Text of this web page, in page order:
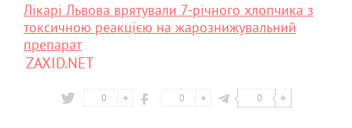
Лікарі Львова врятували 7-річного хлопчика з
токсичною реакцією на жарознижувальний
препарат
ZAXID.NET
0 0 0